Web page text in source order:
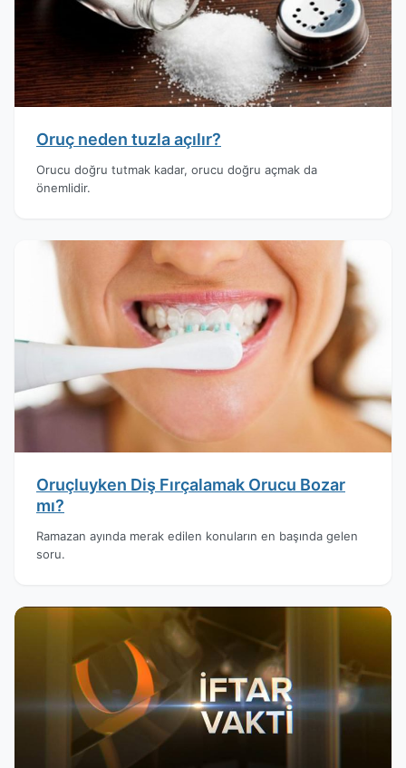
Oruç neden tuzla açılır?
Orucu doğru tutmak kadar, orucu doğru açmak da
önemlidir.
Oruçluyken Diş Fırçalamak Orucu Bozar
mı?
Ramazan ayında merak edilen konuların en başında gelen
soru.